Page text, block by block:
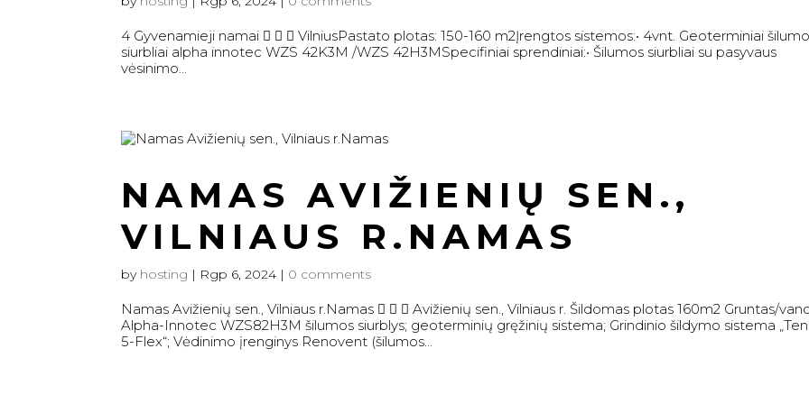
4 Gyvenamieji namai    VilniusPastato plotas: 150-160 m2Įrengtos sistemos:• 4vnt. Geoterminiai
siurbliai alpha innotec WZS 42K3M /WZS 42H3MSpecifiniai sprendiniai:• Šilumos siurbliai su pasyvaus
vėsinimo...
NAMAS AVIŽIENIŲ SEN.,
VILNIAUS R.NAMAS
by hosting | Rgp 6, 2024 | 0 comments
Namas Avižienių sen., Vilniaus r.Namas    Avižienių sen., Vilniaus r. Šildomas plotas 160m2 Gruntas/
Alpha-Innotec WZS82H3M šilumos siurblys; geoterminių gręžinių sistema; Grindinio šildymo sistema
5-Flex“; Vėdinimo įrenginys Renovent (šilumos...